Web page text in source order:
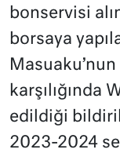
bonservisi
borsaya
karşılığında
edildiği
2023-2024